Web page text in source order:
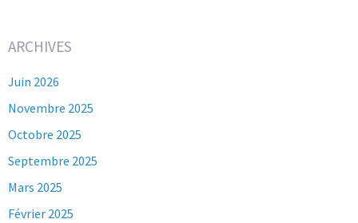
ARCHIVES
Juin 2026
Novembre 2025
Octobre 2025
Septembre 2025
Mars 2025
Février 2025